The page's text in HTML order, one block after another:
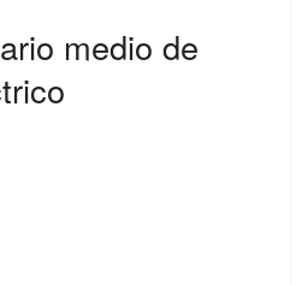
medio de